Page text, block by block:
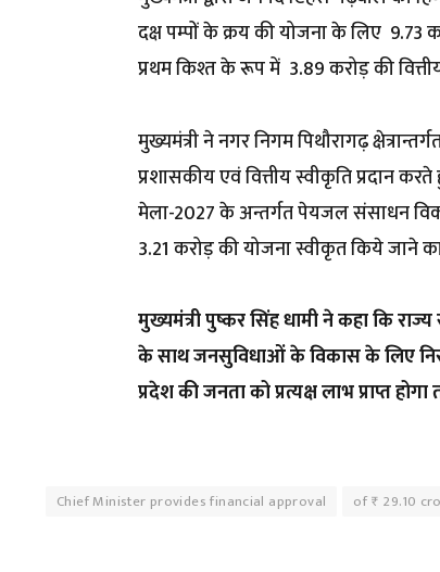
दक्ष पम्पों के क्रय की योजना के लिए ₹
प्रथम किश्त के रूप में ₹ 3.89 करोड़ की
मुख्यमंत्री ने नगर निगम पिथौरागढ़
प्रशासकीय एवं वित्तीय स्वीकृति प्रदान
मेला-2027 के अन्तर्गत पेयजल संसाधन विकास
3.21 करोड़ की योजना स्वीकृत किये जाने
मुख्यमंत्री पुष्कर सिंह धामी ने कहा कि
के साथ जनसुविधाओं के विकास के लिए
प्रदेश की जनता को प्रत्यक्ष लाभ प्राप्त
Chief Minister provides financial approval of ₹ 29.10